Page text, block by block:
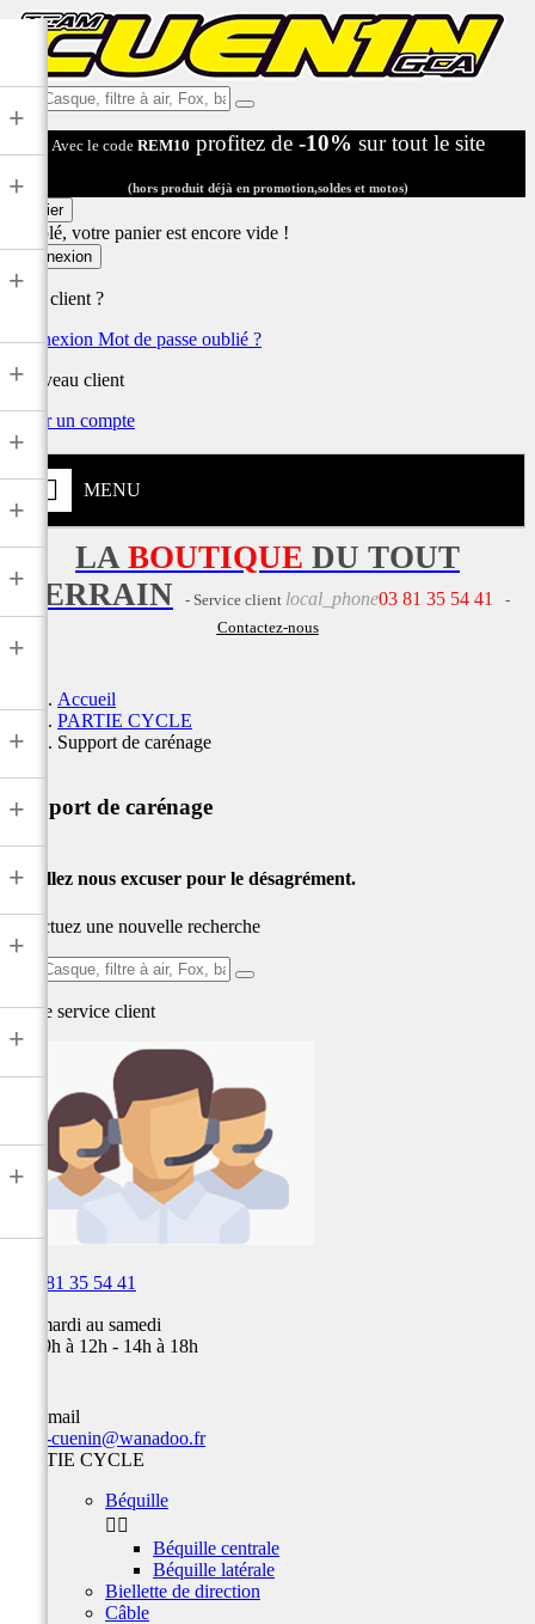
Ex:
Casque,
filtre
air,
Fox,
...
Avec le code REM10 profitez de -10% sur tout le site
(hors produit déjà en promotion,soldes et motos)
Panier
Désolé, votre panier est encore vide !
Connexion
Déjà client ?
Connexion Mot de passe oublié ?
Nouveau client
Créer un compte
MENU
+
+
+
+
+
+
+
+
+
+
+
+
+
+
LA BOUTIQUE DU TOUT
TERRAIN
- Service client local_phone03 81 35 54 41
-
Contactez-nous
Accueil
PARTIE CYCLE
Support de carénage
Support de carénage
Veuillez nous excuser pour le désagrément.
Effectuez une nouvelle recherche
Ex:
batterie
Notre service client
03 81 35 54 41
Du mardi au samedi
de 09h à 12h - 14h à 18h
Par email
team-cuenin@wanadoo.fr
PARTIE CYCLE
Béquille
 
Béquille centrale
Béquille latérale
Biellette de direction
Câble